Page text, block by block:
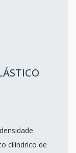
cilíndrico de